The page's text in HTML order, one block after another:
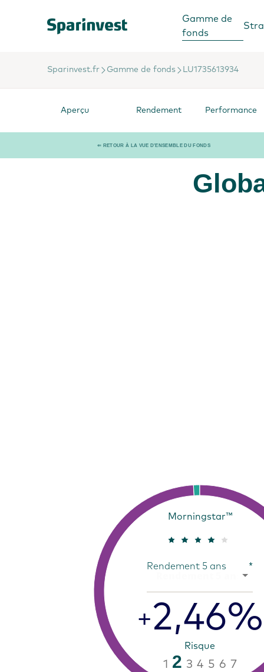
Gamme de
fonds
Sparinvest.fr Gamme de fonds LU1735613934
Aperçu Rendement Performance
⇐ RETOUR À LA VUE D'ENSEMBLE DU FONDS
Morningstar™
Rendement 5 ans *
+2,46%
Risque
1 2 3 4 5 6 7